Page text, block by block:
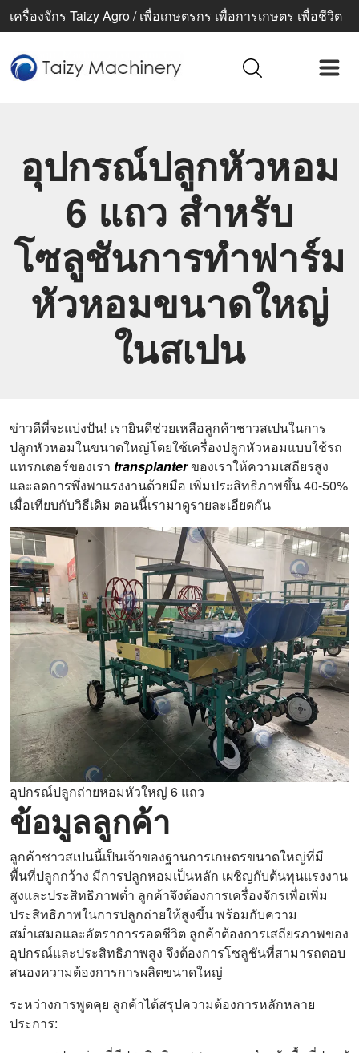
เครื่องจักร Taizy Agro / เพื่อเกษตรกร เพื่อการเกษตร เพื่อชีวิต
อุปกรณ์ปลูกหัวหอม
6 แถว สำหรับ
โซลูชันการทำฟาร์ม
หัวหอมขนาดใหญ่
ในสเปน
ข่าวดีที่จะแบ่งปัน! เรายินดีช่วยเหลือลูกค้าชาวสเปนในการ
ปลูกหัวหอมในขนาดใหญ่โดยใช้เครื่องปลูกหัวหอมแบบใช้รถ
แทรกเตอร์ของเรา transplanterของเราให้ความเสถียรสูง
และลดการพึ่งพาแรงงานด้วยมือ เพิ่มประสิทธิภาพขึ้น 40-50%
เมื่อเทียบกับวิธีเดิม ตอนนี้เรามาดูรายละเอียดกัน
อุปกรณ์ปลูกถ่ายหอมหัวใหญ่ 6 แถว
ข้อมูลลูกค้า
ลูกค้าชาวสเปนนี้เป็นเจ้าของฐานการเกษตรขนาดใหญ่ที่มี
พื้นที่ปลูกกว้าง มีการปลูกหอมเป็นหลัก เผชิญกับต้นทุนแรงงาน
สูงและประสิทธิภาพต่ำ ลูกค้าจึงต้องการเครื่องจักรเพื่อเพิ่ม
ประสิทธิภาพในการปลูกถ่ายให้สูงขึ้น พร้อมกับความ
สม่ำเสมอและอัตราการรอดชีวิต ลูกค้าต้องการเสถียรภาพของ
อุปกรณ์และประสิทธิภาพสูง จึงต้องการโซลูชันที่สามารถตอบ
สนองความต้องการการผลิตขนาดใหญ่
ระหว่างการพูดคุย ลูกค้าได้สรุปความต้องการหลักหลาย
ประการ: